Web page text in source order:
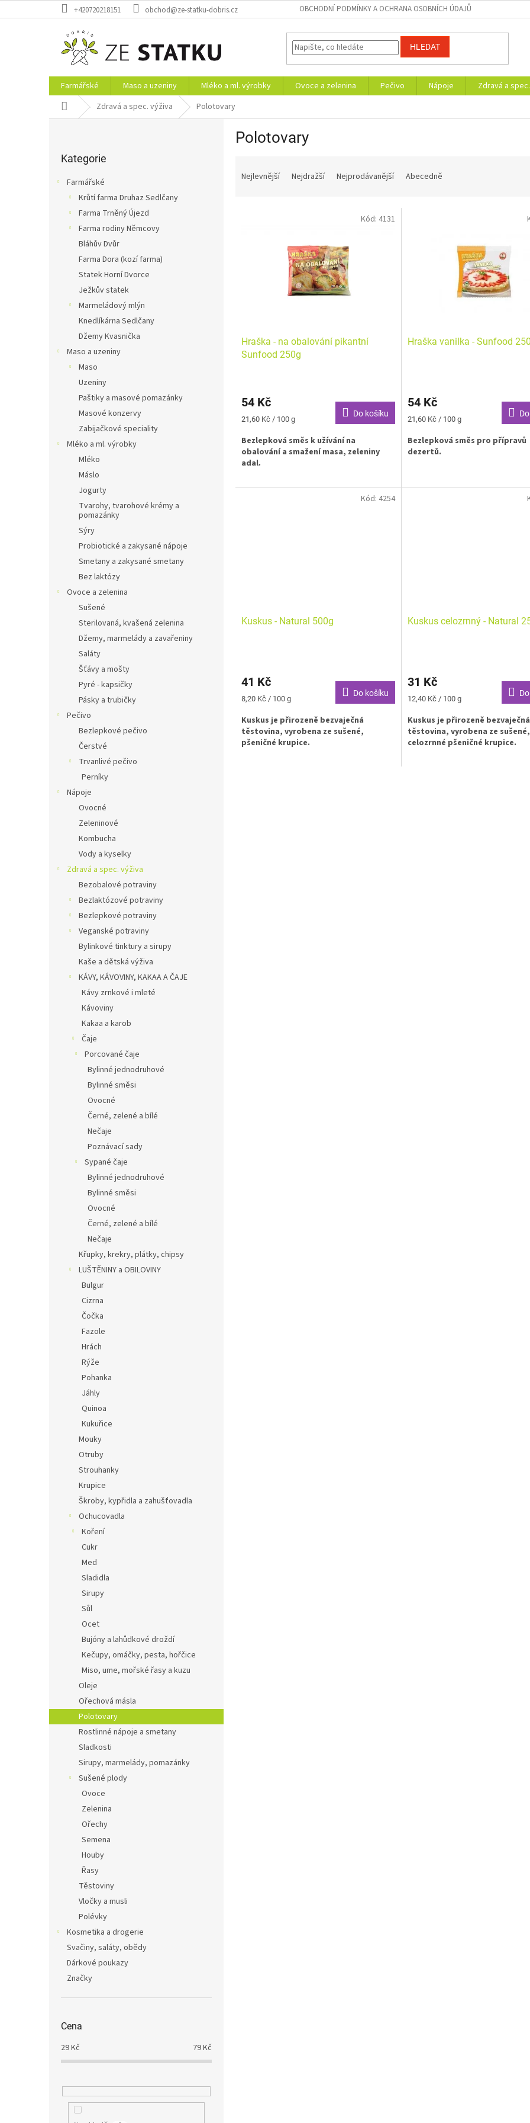
na
+420720218151 obchod@ze-statku-dobris.cz OBCHODNÍ PODMÍNKY A OCHRANA OSOBNÍCH ÚDAJŮ
HLEDAT
Farmářské Maso a uzeniny Mléko a ml. výrobky Ovoce a zelenina Pečivo Nápoje Zdravá a
Domů Zdravá a spec. výživa Polotovary
kategorie
Kategorie
Farmářské
Krůtí farma Druhaz Sedlčany
Farma Trněný Újezd
Farma rodiny Němcovy
Bláhův Dvůr
Farma Dora (kozí farma)
Statek Horní Dvorce
Ježkův statek
Marmeládový mlýn
Knedlíkárna Sedlčany
Džemy Kvasnička
Maso a uzeniny
Maso
Uzeniny
Paštiky a masové pomazánky
Masové konzervy
Zabijačkové speciality
Mléko a ml. výrobky
Mléko
Máslo
Jogurty
Tvarohy, tvarohové krémy a
pomazánky
Sýry
Probiotické a zakysané nápoje
Smetany a zakysané smetany
Bez laktózy
Ovoce a zelenina
Sušené
Sterilovaná, kvašená zelenina
Džemy, marmelády a zavařeniny
Saláty
Šťávy a mošty
Pyré - kapsičky
Pásky a trubičky
Pečivo
Bezlepkové pečivo
Čerstvé
Trvanlivé pečivo
Perníky
Nápoje
Ovocné
Zeleninové
Kombucha
Vody a kyselky
Zdravá a spec. výživa
Bezobalové potraviny
Bezlaktózové potraviny
Bezlepkové potraviny
Veganské potraviny
Bylinkové tinktury a sirupy
Kaše a dětská výživa
KÁVY, KÁVOVINY, KAKAA A ČAJE
Kávy zrnkové i mleté
Kávoviny
Kakaa a karob
Čaje
Porcované čaje
Bylinné jednodruhové
Bylinné směsi
Ovocné
Černé, zelené a bílé
Nečaje
Poznávací sady
Sypané čaje
Bylinné jednodruhové
Bylinné směsi
Ovocné
Černé, zelené a bílé
Nečaje
Křupky, krekry, plátky, chipsy
LUŠTĚNINY a OBILOVINY
Bulgur
Cizrna
Čočka
Fazole
Hrách
Rýže
Pohanka
Jáhly
Quinoa
Kukuřice
Mouky
Otruby
Strouhanky
Krupice
Škroby, kypřidla a zahušťovadla
Ochucovadla
Koření
Cukr
Med
Sladidla
Sirupy
Sůl
Ocet
Bujóny a lahůdkové droždí
Kečupy, omáčky, pesta, hořčice
Miso, ume, mořské řasy a kuzu
Oleje
Ořechová másla
Polotovary
Rostlinné nápoje a smetany
Sladkosti
Sirupy, marmelády, pomazánky
Sušené plody
Ovoce
Zelenina
Ořechy
Semena
Houby
Řasy
Těstoviny
Vločky a musli
Polévky
Kosmetika a drogerie
Svačiny, saláty, obědy
Dárkové poukazy
Značky
Cena
29Kč 79Kč
Polotovary
Nejlevnější Nejdražší Nejprodávanější Abecedně
Hraška - na obalování pikantní
Sunfood 250g
54 Kč
Měrná
21,60 Kč / 100 g
Do košíku
Bezlepková směs k užívání na
obalování a smažení masa, zeleniny
adal.
Kód: 4131
Hraška vanilka - Sunfood
54 Kč
Měrná
21,60 Kč / 100 g
Bezlepková směs pro přípravů
dezertů.
Kuskus - Natural 500g
41 Kč
Měrná
8,20 Kč / 100 g
Do košíku
Kuskus je přirozeně bezvaječná
těstovina, vyrobena ze sušené,
pšeničné krupice.
Kód: 4254
Kuskus celozrnný - Natural
31 Kč
Měrná
12,40 Kč / 100 g
Kuskus je přirozeně bezvaječná
těstovina, vyrobena ze sušené,
celozrnné pšeničné krupice.